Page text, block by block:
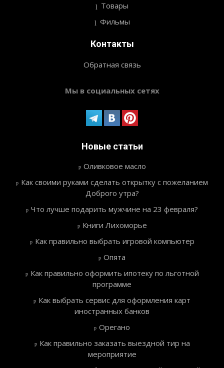
Товары
Фильмы
Контакты
Обратная связь
Мы в социальных сетях
Новые статьи
Оливковое масло
Как своими руками сделать открытку с пожеланием
Доброго утра?
Что лучше подарить мужчине на 23 февраля?
Книги Лихоморье
Как правильно выбрать игровой компьютер
Опята
Как правильно оформить ипотеку по льготной
программе
Как выбрать сервис для оформления карт
иностранных банков
Орегано
Как правильно заказать выездной тир на
мероприятие